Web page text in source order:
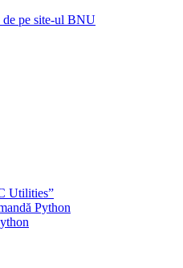
pe site-ul BNU
Utilities”
Python